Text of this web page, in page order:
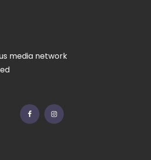
media network
FacebookInstagram